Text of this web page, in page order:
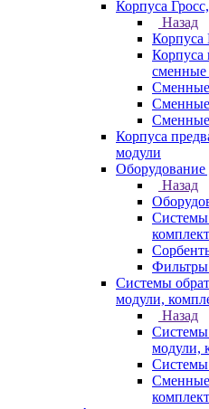
Корпуса
Назад
Корпуса
Корпуса
сменные
Сменные
Корпуса
модули
Оборудование
Назад
Системы
Фильтры
Системы
модули,
Назад
Системы
модули,
Системы